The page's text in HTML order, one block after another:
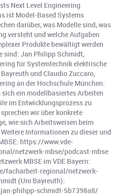
Next Level Engineering
ist Model-Based Systems
darüber, was Modelle sind, was
versteht und welche Aufgaben
Produkte bewältigt werden
sind: Jan Philipp Schmidt,
für Systemtechnik elektrische
und Claudio Zuccaro,
an der Hochschule München.
ein modellbasiertes Arbeiten
im Entwicklungsprozess zu
wir über konkrete
wie sich Arbeitsweisen beim
Informationen zu dieser und
https://www.vde-
netzwerk-mbse/podcast-mbse
MBSE im VDE Bayern:
facharbeit-regional/netzwerk-
(Uni Bayreuth):
philipp-schmidt-5b7398a8/